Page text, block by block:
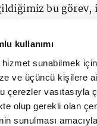
kullanımı
sunabilmek
ve üçüncü kişilere
çerezler vasıtasıyla
olup gerekli olan
sunulması amacıyla
bu görev,
en önemli
ve WCF çatısı
ve takdir